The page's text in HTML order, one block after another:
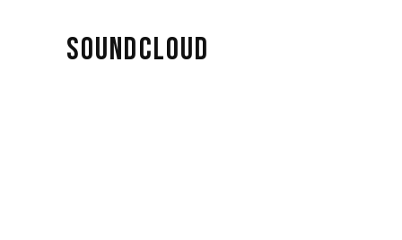
SOUNDCLOUD